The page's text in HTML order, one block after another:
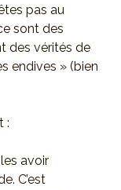
pas au
sont des
des vérités de
endives » (bien
:
avoir
C’est